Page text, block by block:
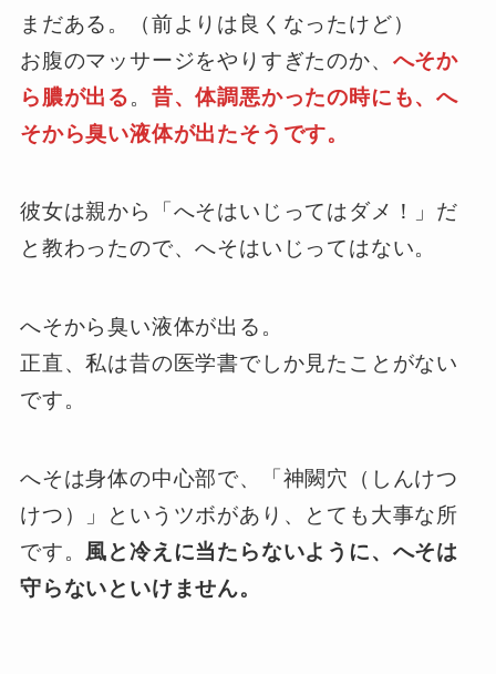
まだある。（前よりは良くなったけど）
お腹のマッサージをやりすぎたのか、 へそか
ら膿が出る。 昔、体調悪かったの時にも、へ
そから臭い液体が出たそうです。
彼女は親から「へそはいじってはダメ！」だ
と教わったので、へそはいじってはない。
へそから臭い液体が出る。
正直、私は昔の医学書でしか見たことがない
です。
へそは身体の中心部で、「神闕穴（しんけつ
けつ）」というツボがあり、とても大事な所
です。 風と冷えに当たらないように、へそは
守らないといけません。